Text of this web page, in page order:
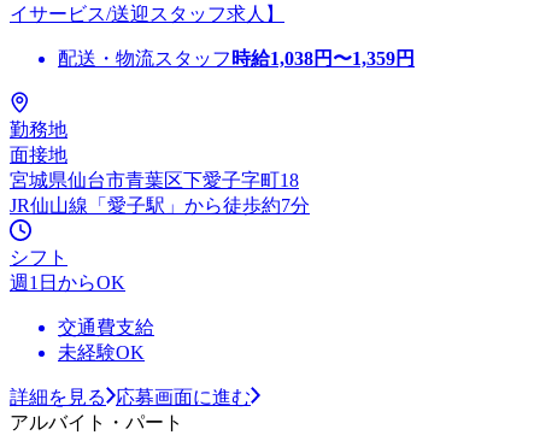
イサービス/送迎スタッフ求人】
配送・物流スタッフ 時給1,038円〜1,359円
勤務地
面接地
宮城県仙台市青葉区下愛子字町18
JR仙山線「愛子駅」から徒歩約7分
シフト
週1日からOK
交通費支給
未経験OK
詳細を見る
応募画面に進む
アルバイト・パート